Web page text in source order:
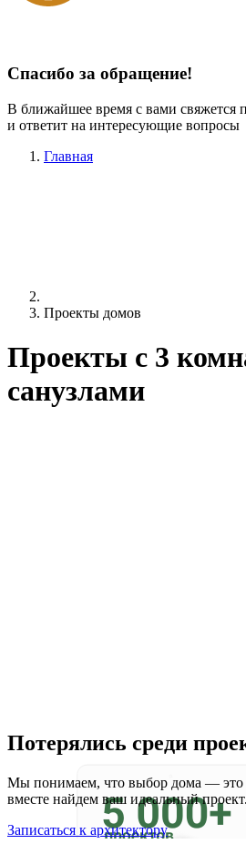
Спасибо за обращение!
В ближайшее время с вами свяжется
и ответит на интересующие вопросы
Главная
Проекты домов
Проекты c 3
санузлами
Потерялись среди
Мы понимаем, что выбор дома — это
вместе найдем ваш идеальный проект.
Записаться к архитектору